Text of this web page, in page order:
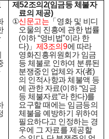
제52조의 2(임금등 체불자
료의 제공)
①신문고는 「 영화 및 비디
오물의 진흥에 관한 법률
(이하“영비법”이라 한
다)」 제3조의 9에 따라
영화진흥위원회가 임금
등 체불로 인하여 분류된
분쟁중인 업체와 자(者)
의 인적사항과 체불액 등
에 관한 자료(이하“임금
등 체불자료”라 한다)를
요구할 때에는 임금등의
체불을 예방하기 위하여
필요하다고 인정하는 경
우에 그 자료를 제공할